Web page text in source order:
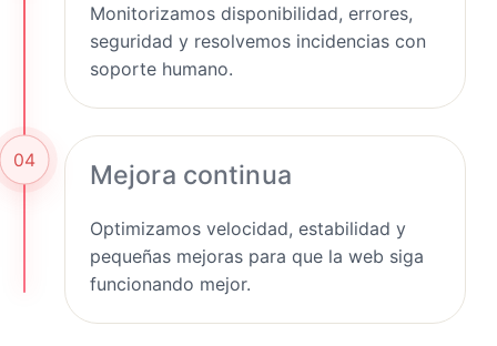
Monitorizamos disponibilidad, errores,
seguridad y resolvemos incidencias con
soporte humano.
04 Mejora continua
Optimizamos velocidad, estabilidad y
pequeñas mejoras para que la web siga
funcionando mejor.